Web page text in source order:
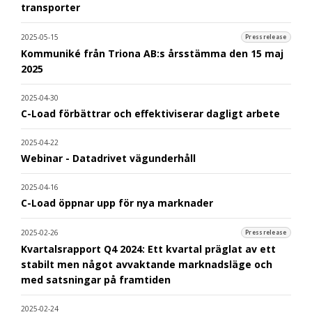
transporter
2025-05-15 Pressrelease
Kommuniké från Triona AB:s årsstämma den 15 maj
2025
2025-04-30
C-Load förbättrar och effektiviserar dagligt arbete
2025-04-22
Webinar - Datadrivet vägunderhåll
2025-04-16
C-Load öppnar upp för nya marknader
2025-02-26 Pressrelease
Kvartalsrapport Q4 2024: Ett kvartal präglat av ett
stabilt men något avvaktande marknadsläge och
med satsningar på framtiden
2025-02-24